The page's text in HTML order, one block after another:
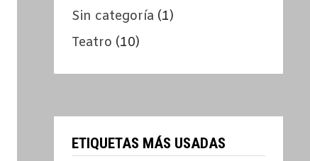
Sin categoría (1)
Teatro (10)
ETIQUETAS MÁS USADAS